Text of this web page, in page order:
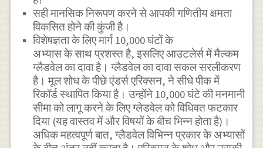
सही मानसिक निरूपण करने से आपकी गणितीय क्षमता
विकसित होने की कुंजी है।
विशेषज्ञता के लिए मार्ग 10,000 घंटों के
अभ्यास के साथ प्रशस्त है, इसलिए आउटलेर्स में मैल्कम
ग्लैडवेल का दावा है। ग्लैडवेल का दावा सकल सरलीकरण
है। मूल शोध के पीछे एंडर्स एरिक्सन, ने सीधे पीक में
रिकॉर्ड स्थापित किया है। उन्होंने 10,000 घंटे की मनमानी
सीमा को लागू करने के लिए ग्लेडवेल को विधिवत फटकार
दिया (यह वास्तव में और विषयों के बीच भिन्न होता है)।
अधिक महत्वपूर्ण बात, ग्लैडवेल विभिन्न प्रकार के अभ्यासों